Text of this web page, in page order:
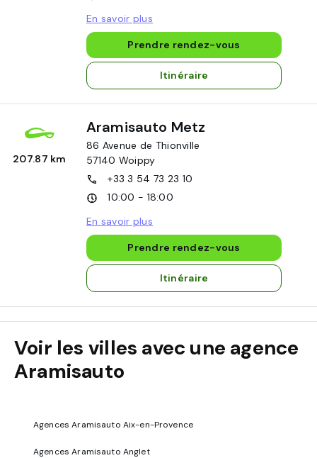
En savoir plus
Prendre rendez-vous
Itinéraire
207.87 km
Aramisauto Metz
86 Avenue de Thionville
57140 Woippy
+33 3 54 73 23 10
10:00 - 18:00
En savoir plus
Prendre rendez-vous
Itinéraire
Voir les villes avec une agence
Aramisauto
Agences Aramisauto Aix-en-Provence
Agences Aramisauto Anglet